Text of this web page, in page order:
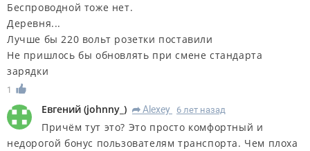
Беспроводной тоже нет.
Деревня...
Лучше бы 220 вольт розетки поставили
Не пришлось бы обновлять при смене стандарта
зарядки
1
Евгений (johnny_ ) R Alexey 6 лет назад
Причём тут это? Это просто комфортный и
недорогой бонус пользователям транспорта. Чем плоха